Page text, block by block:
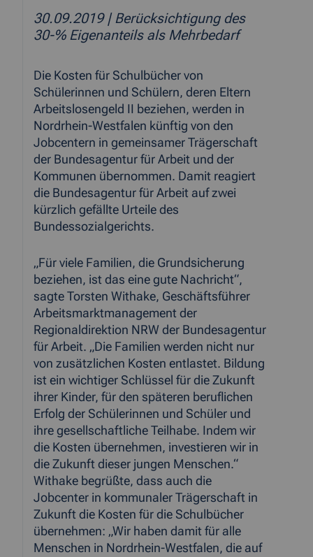
30.09.2019 | Berücksichtigung des
30-% Eigenanteils als Mehrbedarf
Die Kosten für Schulbücher von
Schülerinnen und Schülern, deren Eltern
Arbeitslosengeld II beziehen, werden in
Nordrhein-Westfalen künftig von den
Jobcentern in gemeinsamer Trägerschaft
der Bundesagentur für Arbeit und der
Kommunen übernommen. Damit reagiert
die Bundesagentur für Arbeit auf zwei
kürzlich gefällte Urteile des
Bundessozialgerichts.
„Für viele Familien, die Grundsicherung
beziehen, ist das eine gute Nachricht“,
sagte Torsten Withake, Geschäftsführer
Arbeitsmarktmanagement der
Regionaldirektion NRW der Bundesagentur
für Arbeit. „Die Familien werden nicht nur
von zusätzlichen Kosten entlastet. Bildung
ist ein wichtiger Schlüssel für die Zukunft
ihrer Kinder, für den späteren beruflichen
Erfolg der Schülerinnen und Schüler und
ihre gesellschaftliche Teilhabe. Indem wir
die Kosten übernehmen, investieren wir in
die Zukunft dieser jungen Menschen.“
Withake begrüßte, dass auch die
Jobcenter in kommunaler Trägerschaft in
Zukunft die Kosten für die Schulbücher
übernehmen: „Wir haben damit für alle
Menschen in Nordrhein-Westfalen, die auf